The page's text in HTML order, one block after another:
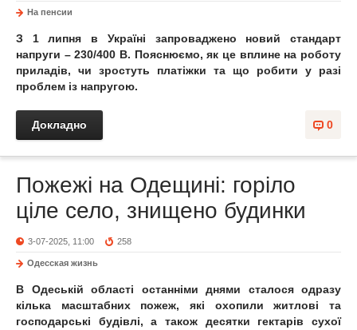
На пенсии
З 1 липня в Україні запроваджено новий стандарт
напруги – 230/400 В. Пояснюємо, як це вплине на роботу
приладів, чи зростуть платіжки та що робити у разі
проблем із напругою.
0
Докладно
Пожежі на Одещині: горіло
ціле село, знищено будинки
3-07-2025, 11:00 258
Одесская жизнь
В Одеській області останніми днями сталося одразу
кілька масштабних пожеж, які охопили житлові та
господарські будівлі, а також десятки гектарів сухої